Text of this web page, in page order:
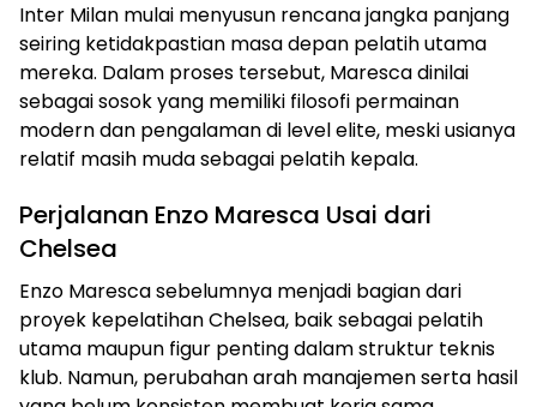
Inter Milan mulai menyusun rencana jangka panjang
seiring ketidakpastian masa depan pelatih utama
mereka. Dalam proses tersebut, Maresca dinilai
sebagai sosok yang memiliki filosofi permainan
modern dan pengalaman di level elite, meski usianya
relatif masih muda sebagai pelatih kepala.
Perjalanan Enzo Maresca Usai dari
Chelsea
Enzo Maresca sebelumnya menjadi bagian dari
proyek kepelatihan Chelsea, baik sebagai pelatih
utama maupun figur penting dalam struktur teknis
klub. Namun, perubahan arah manajemen serta hasil